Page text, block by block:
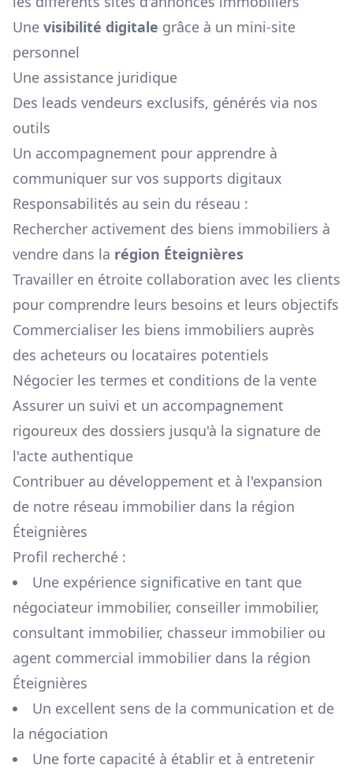
Une visibilité digitale grâce à un mini-site
personnel
Une assistance juridique
Des leads vendeurs exclusifs, générés via nos
outils
Un accompagnement pour apprendre à
communiquer sur vos supports digitaux
Responsabilités au sein du réseau :
Rechercher activement des biens immobiliers à
vendre dans la région Éteignières
Travailler en étroite collaboration avec les clients
pour comprendre leurs besoins et leurs objectifs
Commercialiser les biens immobiliers auprès
des acheteurs ou locataires potentiels
Négocier les termes et conditions de la vente
Assurer un suivi et un accompagnement
rigoureux des dossiers jusqu'à la signature de
l'acte authentique
Contribuer au développement et à l'expansion
de notre réseau immobilier dans la région
Éteignières
Profil recherché :
Une expérience significative en tant que
négociateur immobilier, conseiller immobilier,
consultant immobilier, chasseur immobilier ou
agent commercial immobilier dans la région
Éteignières
Un excellent sens de la communication et de
la négociation
Une forte capacité à établir et à entretenir